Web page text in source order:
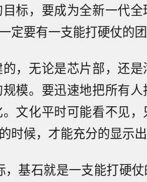
标，要成为全新一代
定要有一支能打硬仗的团
，无论是芯片部，还
模。要迅速地把所有
文化平时可能看不见，
时候，才能充分的显示出
，基石就是一支能打硬